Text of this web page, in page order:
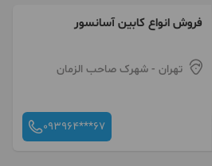
فروش انواع کابین آسانسور
تهران - شهرک صاحب الزمان
093964***67